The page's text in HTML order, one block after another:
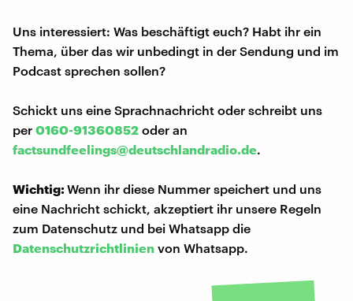
Uns interessiert: Was beschäftigt euch? Habt ihr ein
Thema, über das wir unbedingt in der Sendung und im
Podcast sprechen sollen?
Schickt uns eine Sprachnachricht oder schreibt uns
per 0160-91360852 oder an
factsundfeelings@deutschlandradio.de.
Wichtig:Wenn ihr diese Nummer speichert und uns
eine Nachricht schickt, akzeptiert ihr unsere Regeln
zum Datenschutz und bei Whatsapp die
Datenschutzrichtlinien von Whatsapp.